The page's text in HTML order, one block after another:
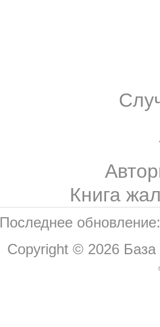
Книга
Последнее
Copyright © 2026 База